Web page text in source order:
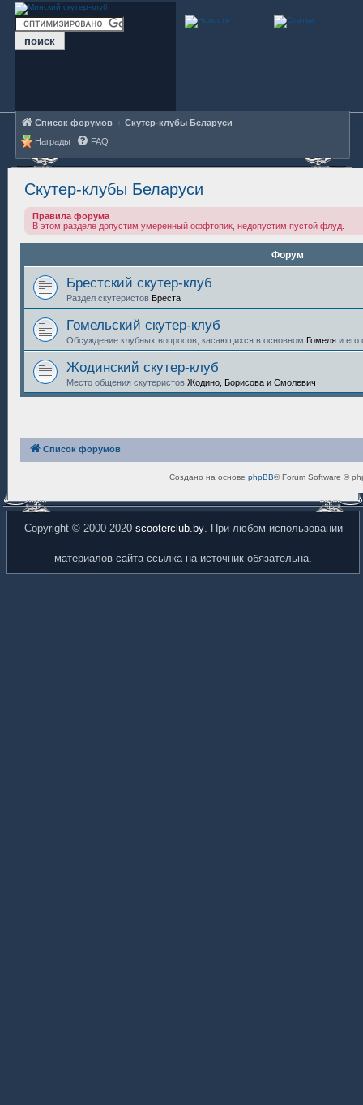
Список форумов
Скутер-клубы Беларуси
Награды
FAQ
Скутер-клубы Беларуси
Правила форума
В этом разделе допустим умеренный оффтопик, недопустим пустой флуд.
Форум
Брестский скутер-клуб
Раздел скутеристов Бреста
Гомельский скутер-клуб
Обсуждение клубных вопросов, касающихся в основном Гомеля и его
Жодинский скутер-клуб
Место общения скутеристов Жодино, Борисова и Смолевич
Список форумов
Создано на основе phpBB® Forum Software ©
Copyright © 2000-2020 scooterclub.by. При любом использовании
материалов сайта ссылка на источник обязательна.